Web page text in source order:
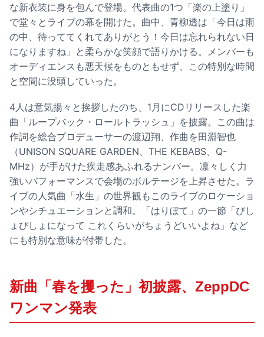
な新衣装に身を包んで登場。代表曲の1つ「楽の上塗り」
で堂々とライブの幕を開けた。曲中、青柳透は「今日は雨
の中、待っててくれてありがとう！今日は忘れられない日
になりますね」と柔らかな笑顔で語りかける。メンバーも
オーディエンスも悪天候をものともせず、この特別な時間
と空間に没頭していった。
4人は意気揚々と挨拶したのち、1月にCDリリースした楽
曲「ループバック・ロールトラッシュ」を披露。この曲は
作詞を総合プロデューサーの渡辺翔、作曲を田淵智也
（UNISON SQUARE GARDEN、THE KEBABS、Q-
MHz）が手がけた疾走感あふれるナンバー。凛々しく力
強いパフォーマンスで会場のボルテージを上昇させた。ラ
イブの人気曲「水生」の世界観もこのライブのロケーショ
ンやシチュエーションと調和。「はりぼて」の一節「びし
ょびしょになって これくらいがちょうどいいよね」など
にも特別な意味が付帯した。
新曲「春を攫った」初披露、ZeppDC
ワンマン発表